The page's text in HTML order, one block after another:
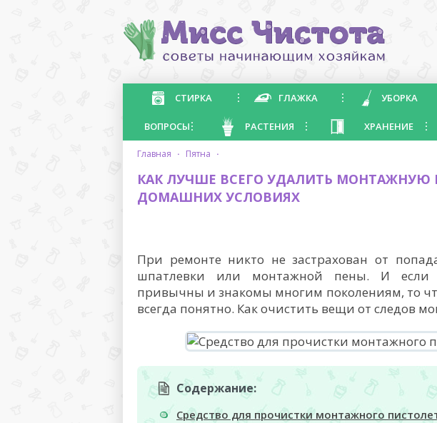
СТИРКА ГЛАЖКА УБОРКА
ВОПРОСЫ РАСТЕНИЯ ХРАНЕНИЕ
главная · пятна ·
КАК ЛУЧШЕ ВСЕГО УДАЛИТЬ МОНТАЖНУЮ
ДОМАШНИХ УСЛОВИЯХ
При ремонте никто не застрахован от
шпатлевки или монтажной пены. И если
привычны и знакомы многим поколениям, то
всегда понятно. Как очистить вещи от следов
Содержание:
Средство для прочистки монтажного